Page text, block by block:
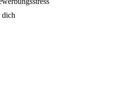
dich